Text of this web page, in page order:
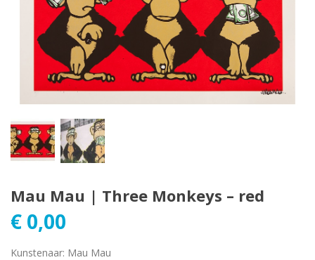
Mau Mau | Three Monkeys – red
€ 0,00
Kunstenaar: Mau Mau